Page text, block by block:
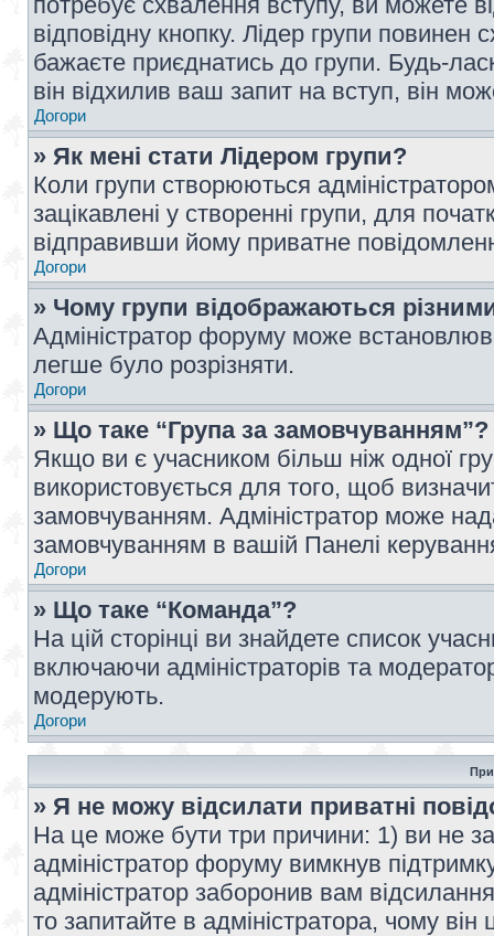
відповідну кнопку. Лідер групи
бажаєте приєднатись до групи. Будь-
він відхилив ваш запит на вступ, він
Догори
» Як мені стати Лідером групи?
Коли групи створюються
зацікавлені у створенні групи, для
відправивши йому приватне
Догори
» Чому групи відображаються
Адміністратор форуму може
легше було розрізняти.
Догори
» Що таке “Група за замовчуванням”?
Якщо ви є учасником більш ніж одної
використовується для того, щоб
замовчуванням. Адміністратор може
замовчуванням в вашій Панелі
Догори
» Що таке “Команда”?
На цій сторінці ви знайдете список
включаючи адміністраторів та
модерують.
Догори
» Я не можу відсилати приватні
На це може бути три причини: 1) ви не
адміністратор форуму вимкнув
адміністратор заборонив вам
то запитайте в адміністратора, чому він